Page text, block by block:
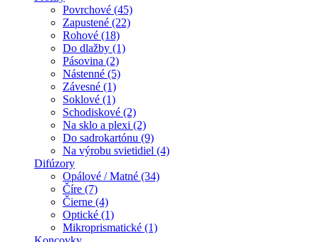
Povrchové (45)
Zapustené (22)
Rohové (18)
Do dlažby (1)
Pásovina (2)
Nástenné (5)
Závesné (1)
Soklové (1)
Schodiskové (2)
Na sklo a plexi (2)
Do sadrokartónu (9)
Na výrobu svietidiel (4)
Difúzory
Opálové / Matné (34)
Číre (7)
Čierne (4)
Optické (1)
Mikroprismatické (1)